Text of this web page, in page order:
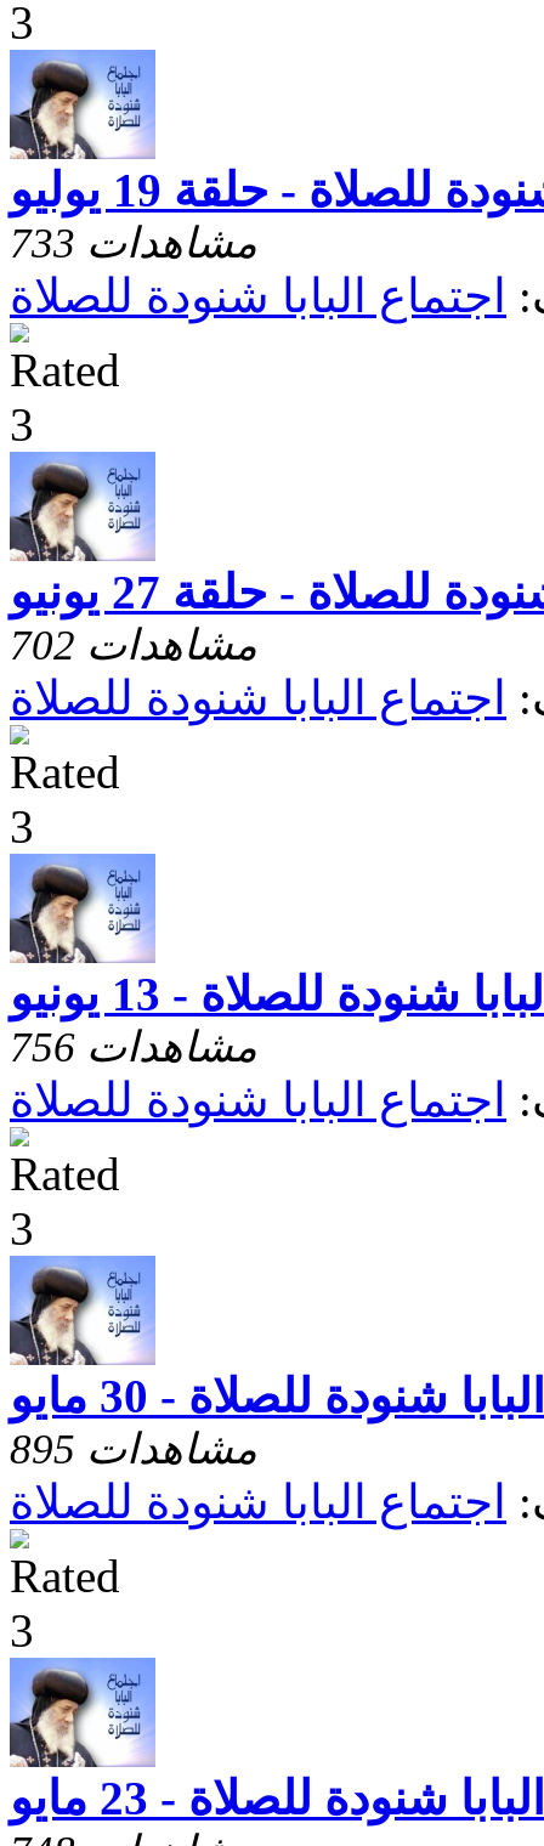
للصلاة - حلقة 19 يوليو
733 مشاهدات
اجتماع البابا شنودة للصلاة
للصلاة - حلقة 27 يونيو
702 مشاهدات
اجتماع البابا شنودة للصلاة
شنودة للصلاة - 13 يونيو
756 مشاهدات
اجتماع البابا شنودة للصلاة
شنودة للصلاة - 30 مايو
895 مشاهدات
اجتماع البابا شنودة للصلاة
شنودة للصلاة - 23 مايو